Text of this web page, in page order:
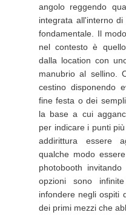
angolo reggendo
integrata all'interno
fondamentale. Il
nel contesto è
dalla location con
manubrio al sellino.
cestino disponendo
fine festa o dei
la base a cui
per indicare i punti
addirittura essere
qualche modo
photobooth
opzioni sono
infondere negli ospiti
dei primi mezzi che